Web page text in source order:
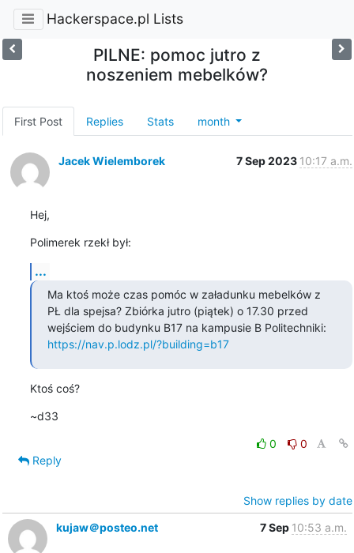
Hackerspace.pl Lists
PILNE: pomoc jutro z
noszeniem mebelków?
First Post Replies Stats month
Jacek Wielemborek 7 Sep 2023 10:17 a.m.
Hej,
Polimerek rzekł był:
...
Ma ktoś może czas pomóc w załadunku mebelków z
PŁ dla spejsa? Zbiórka jutro (piątek) o 17.30 przed
https://nav.p.lodz.pl/?building=b17
Ktoś coś?
~d33
0
0
Reply
Show replies by date
kujaw＠posteo.net
7 Sep 10:53 a.m.